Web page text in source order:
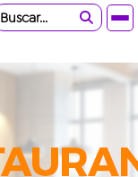
Buscar...